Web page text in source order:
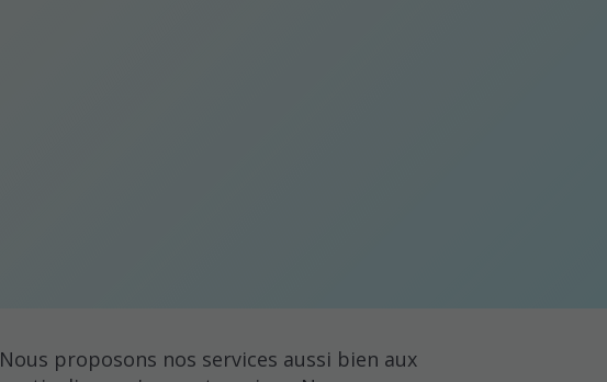
Nous proposons nos services aussi bien aux